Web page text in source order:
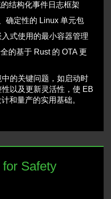
结构化事件日志框架
定性的 Linux 单元包
式使用的最小容器管理
的基于 Rust 的 OTA 更
的关键问题，如启动时
以及更新灵活性，使 EB
和量产的实用基础。
Safety